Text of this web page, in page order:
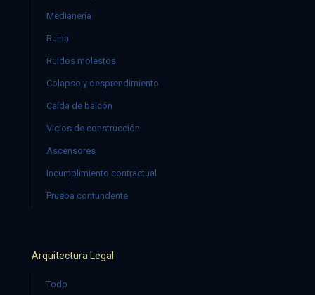
Medianería
Ruina
Ruidos molestos
Colapso y desprendimiento
Caída de balcón
Vicios de construcción
Ascensores
Incumplimiento contractual
Prueba contundente
Arquitectura Legal
Todo